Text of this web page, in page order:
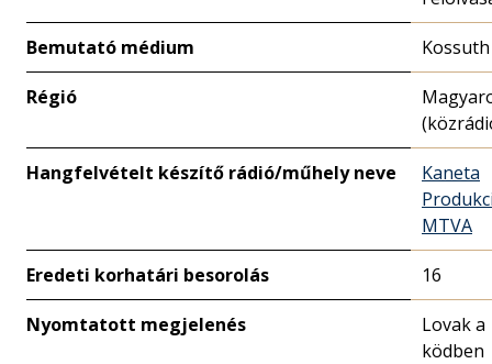
Bemutató médium Kossuth
Régió
Hangfelvételt készítő rádió/műhely neve
Kaneta
MTVA
Eredeti korhatári besorolás 16
Nyomtatott megjelenés
Lovak a
ködben